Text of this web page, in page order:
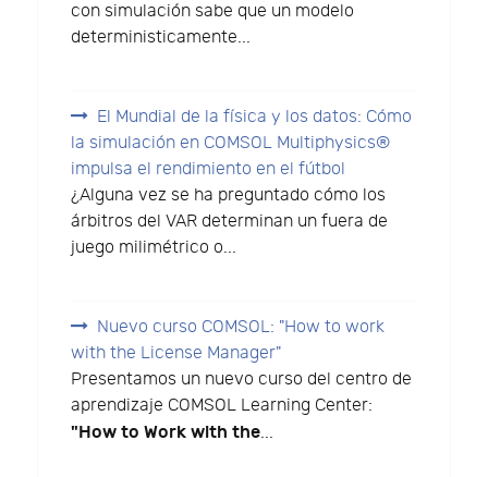
con simulación sabe que un modelo
deterministicamente...
El Mundial de la física y los datos: Cómo
la simulación en COMSOL Multiphysics®
impulsa el rendimiento en el fútbol
¿Alguna vez se ha preguntado cómo los
árbitros del VAR determinan un fuera de
juego milimétrico o...
Nuevo curso COMSOL: "How to work
with the License Manager"
Presentamos un nuevo curso del centro de
aprendizaje COMSOL Learning Center:
"How to Work with the...